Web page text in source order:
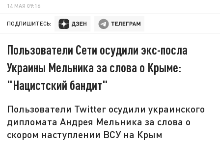
14 МАЯ 09:16
ПОДПИШИТЕСЬ:
Пользователи Сети осудили экс-посла
Украины Мельника за слова о Крыме:
"Нацистский бандит"
Пользователи Twitter осудили украинского
дипломата Андрея Мельника за слова о
скором наступлении ВСУ на Крым